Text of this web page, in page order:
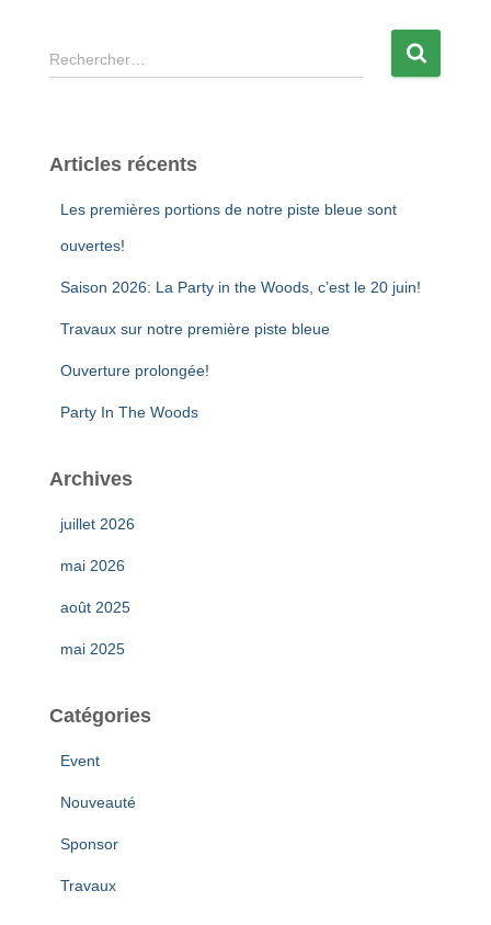
Rechercher…
Articles récents
Les premières portions de notre piste bleue sont
ouvertes!
Saison 2026: La Party in the Woods, c’est le 20 juin!
Travaux sur notre première piste bleue
Ouverture prolongée!
Party In The Woods
Archives
juillet 2026
mai 2026
août 2025
mai 2025
Catégories
Event
Nouveauté
Sponsor
Travaux